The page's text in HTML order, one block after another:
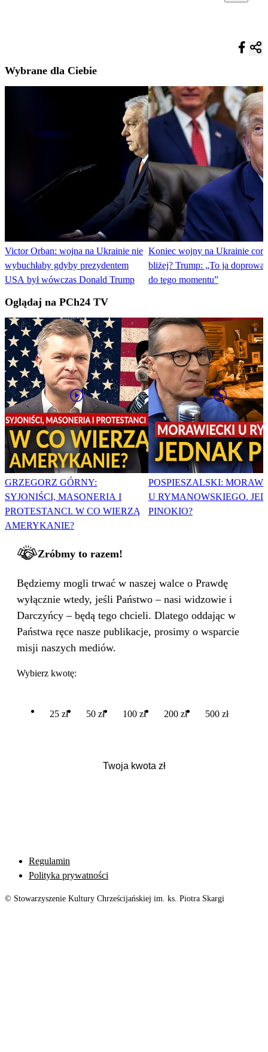
Wybrane dla Ciebie
Victor Orban: wojna na Ukrainie nie
wybuchłaby gdyby prezydentem
USA był wówczas Donald Trump
Koniec wojny na Ukrainie
bliżej? Trump: „To ja
do tego momentu”
Oglądaj na PCh24 TV
GRZEGORZ GÓRNY:
SYJONIŚCI, MASONERIA I
PROTESTANCI. W CO WIERZĄ
AMERYKANIE?
POSPIESZALSKI:
U RYMANOWSKIEGO.
PINOKIO?
Zróbmy to razem!
Będziemy mogli trwać w naszej walce o Prawdę
wyłącznie wtedy, jeśli Państwo – nasi widzowie i
Darczyńcy – będą tego chcieli. Dlatego oddając w
Państwa ręce nasze publikacje, prosimy o wsparcie
misji naszych mediów.
Wybierz kwotę:
25 zł 50 zł 100 zł 200 zł 500 zł
Regulamin
Polityka prywatności
© Stowarzyszenie Kultury Chrześcijańskiej im. ks. Piotra Skargi